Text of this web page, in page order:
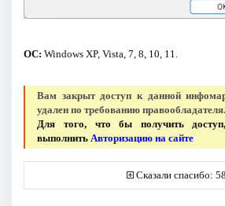
ОС: Windows XP, Vista, 7, 8, 10, 11.
Вам закрыт доступ к данной
удален по требованию правообладателя.
Для того, что бы получить
выполнитьАвторизацию на сайте
Сказали спасибо: 58